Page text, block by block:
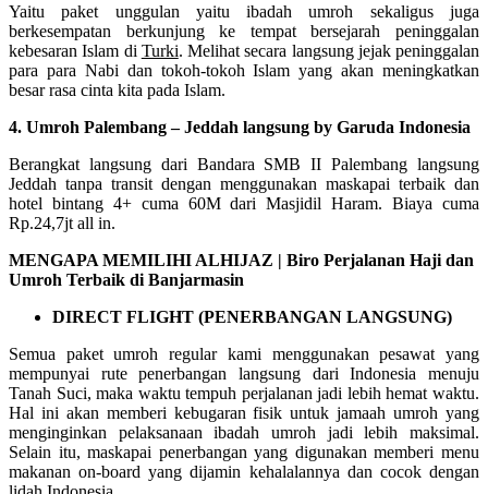
Yaitu paket unggulan yaitu ibadah umroh sekaligus juga
berkesempatan berkunjung ke tempat bersejarah peninggalan
kebesaran Islam di Turki. Melihat secara langsung jejak peninggalan
para para Nabi dan tokoh-tokoh Islam yang akan meningkatkan
besar rasa cinta kita pada Islam.
4. Umroh Palembang – Jeddah langsung by Garuda Indonesia
Berangkat langsung dari Bandara SMB II Palembang langsung
Jeddah tanpa transit dengan menggunakan maskapai terbaik dan
hotel bintang 4+ cuma 60M dari Masjidil Haram. Biaya cuma
Rp.24,7jt all in.
MENGAPA MEMILIHI ALHIJAZ | Biro Perjalanan Haji dan
Umroh Terbaik di Banjarmasin
DIRECT FLIGHT (PENERBANGAN LANGSUNG)
Semua paket umroh regular kami menggunakan pesawat yang
mempunyai rute penerbangan langsung dari Indonesia menuju
Tanah Suci, maka waktu tempuh perjalanan jadi lebih hemat waktu.
Hal ini akan memberi kebugaran fisik untuk jamaah umroh yang
menginginkan pelaksanaan ibadah umroh jadi lebih maksimal.
Selain itu, maskapai penerbangan yang digunakan memberi menu
makanan on-board yang dijamin kehalalannya dan cocok dengan